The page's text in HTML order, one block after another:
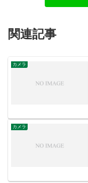
関連記事
カメラ
カメラ